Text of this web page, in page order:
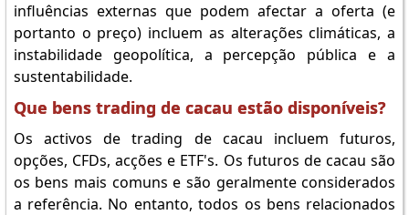
influências externas que podem afectar a oferta (e
portanto o preço) incluem as alterações climáticas, a
instabilidade geopolítica, a percepção pública e a
sustentabilidade.
Que bens trading de cacau estão disponíveis?
Os activos de trading de cacau incluem futuros,
opções, CFDs, acções e ETF's. Os futuros de cacau são
os bens mais comuns e são geralmente considerados
a referência. No entanto, todos os bens relacionados